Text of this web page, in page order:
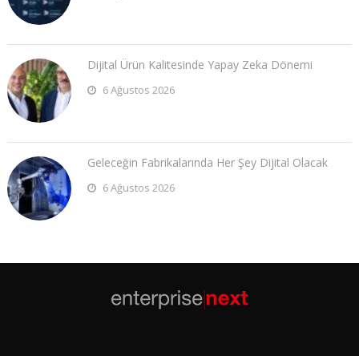
Dijital Ürün Kalitesinde Yapay Zeka Dönemi
6 Ağustos 2026
Geleceğin Fabrikalarında Her Şey Dijital Olacak
6 Ağustos 2026